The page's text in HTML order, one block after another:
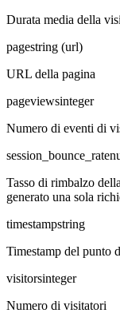
Durata media della
pagestring (url)
URL della pagina
pageviewsinteger
Numero di eventi di
session_bounce_rate
Tasso di rimbalzo
generato una sola
timestampstring
Timestamp del punto
visitorsinteger
Numero di visitatori